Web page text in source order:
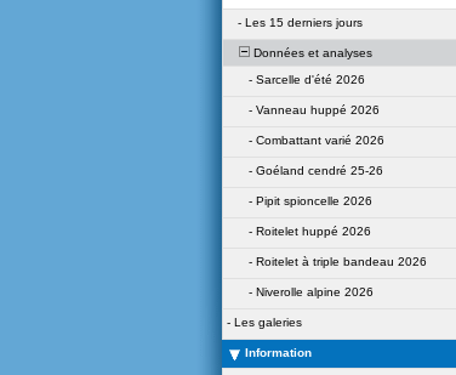
- Les 15 derniers jours
Données et analyses
- Sarcelle d'été 2026
- Vanneau huppé 2026
- Combattant varié 2026
- Goéland cendré 25-26
- Pipit spioncelle 2026
- Roitelet huppé 2026
- Roitelet à triple bandeau 2026
- Niverolle alpine 2026
- Les galeries
Information